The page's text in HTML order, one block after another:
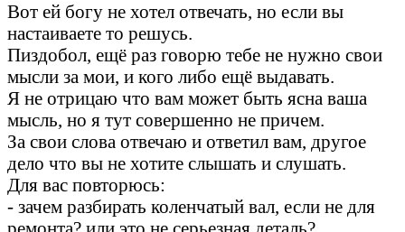
Вот ей богу не хотел отвечать, но если вы
настаиваете то решусь.
Пиздобол, ещё раз говорю тебе не нужно свои
мысли за мои, и кого либо ещё выдавать.
Я не отрицаю что вам может быть ясна ваша
мысль, но я тут совершенно не причем.
За свои слова отвечаю и ответил вам, другое
дело что вы не хотите слышать и слушать.
Для вас повторюсь:
- зачем разбирать коленчатый вал, если не для